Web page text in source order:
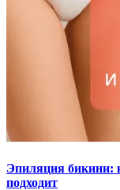
Эпиляция бикини:
подходит